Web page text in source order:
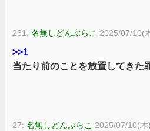
261:名無しどんぶらこ 2025/07/10(
>>1
当たり前のことを放置してきた
27:名無しどんぶらこ 2025/07/10(